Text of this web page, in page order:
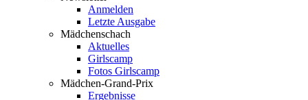
Anmelden
Letzte Ausgabe
Mädchenschach
Aktuelles
Girlscamp
Fotos Girlscamp
Mädchen-Grand-Prix
Ergebnisse